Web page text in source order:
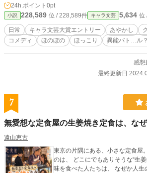
ったらしい？あやかし、おかっぱ少女は神の使いの
と判明。足繁く通った子供時代に彼らの存在を知ら
ましろだったが、あやかしたちから店を再開して欲
働いていた獏（人型はイケメン）を誘って、「寿寿
カゲロウは「用心棒」と称してカウンターに居座り
やかしのサポートを受けてましろは祖母の代わりに
初めてだらけの仕事に戸惑うなか、人間あやかしを
24h.ポイント 0pt
小説 228,589 位 / 228,589件 キャラ文芸 5,634 位
日常 キャラ文芸大賞エントリー あやかし
コメディ
ほのぼの ほっこり 異能バト…ル？
感想
最終更新日
7
無愛想な定食屋の生姜焼き定食は、な
遠山恵古
東京の片隅にある、小さな定食屋。 無愛想な若い店主が作る
のは、 どこにでもありそうな“生姜焼き定食”
味を食べた人たちは、 なぜか人生